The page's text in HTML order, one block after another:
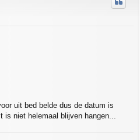
uit bed belde dus de datum is
is niet helemaal blijven hangen...